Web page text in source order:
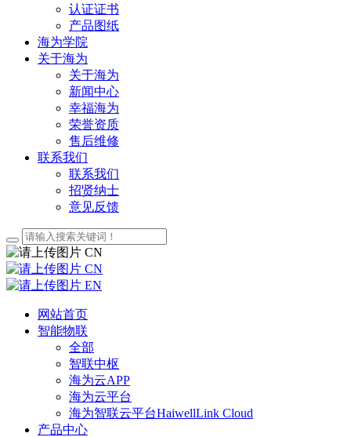
认证证书
产品图纸
海为学院
关于海为
关于海为
新闻中心
幸福海为
荣誉资质
售后维修
联系我们
联系我们
招贤纳士
意见反馈
CN
CN
EN
网站首页
智能物联
全部
智联中枢
海为云APP
海为云平台
海为智联云平台HaiwellLink Cloud
产品中心